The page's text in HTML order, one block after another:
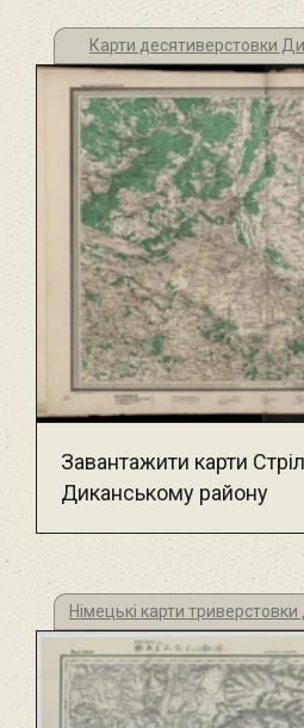
Карти десятиверстовки
Завантажити карти
Диканському району
Німецькі карти